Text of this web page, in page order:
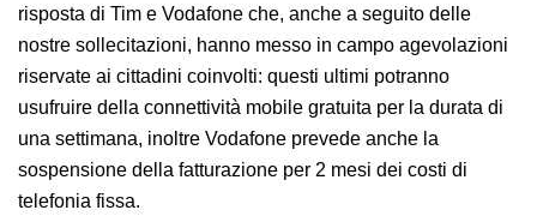
risposta di Tim e Vodafone che, anche a seguito delle
nostre sollecitazioni, hanno messo in campo agevolazioni
riservate ai cittadini coinvolti: questi ultimi potranno
usufruire della connettività mobile gratuita per la durata di
una settimana, inoltre Vodafone prevede anche la
sospensione della fatturazione per 2 mesi dei costi di
telefonia fissa.